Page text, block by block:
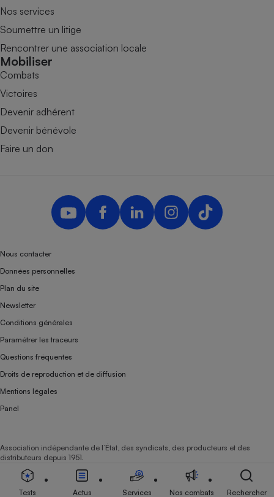
Nos services
Soumettre un litige
Rencontrer une association locale
Mobiliser
Combats
Victoires
Devenir adhérent
Devenir bénévole
Faire un don
Nous contacter
Données personnelles
Plan du site
Newsletter
Conditions générales
Paramétrer les traceurs
Questions fréquentes
Droits de reproduction et de diffusion
Mentions légales
Panel
Association indépendante de l’État, des syndicats, des producteurs et des
distributeurs depuis 1951.
Tests Actus Services Nos combats Rechercher